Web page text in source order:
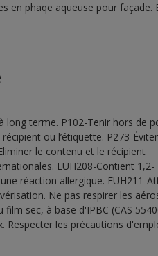
en phaqe aqueuse pour façade.
long terme. P102-Tenir hors de
ou l’étiquette. P273-
le contenu et le récipient
EUH208-Contient 1,2-
réaction allergique. EUH211-
Ne pas respirer les
sec, à base d'IPBC (CAS
Respecter les précautions